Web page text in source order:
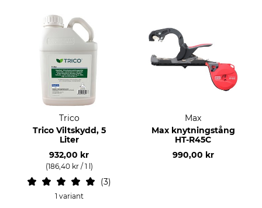
Trico
Trico Viltskydd, 5
Liter
932,00 kr
(186,40 kr / 1 l)
3
1 variant
Max
Max knytningstång
HT-R45C
990,00 kr